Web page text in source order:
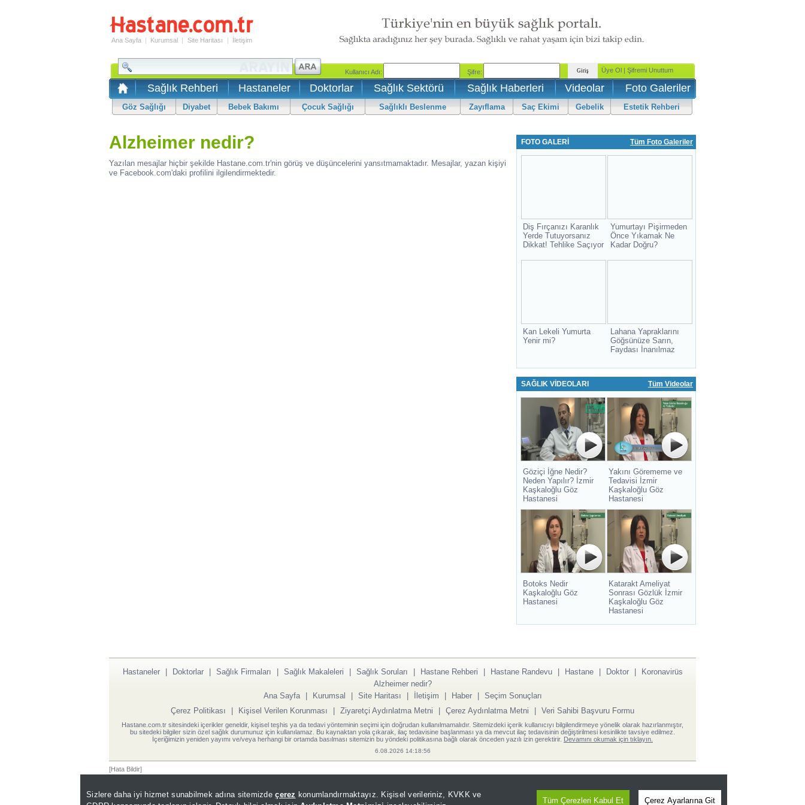
Sizlere daha iyi hizmet sunabilmek adına sitemizdeçerez konumlandırmaktayız. Kişisel verileriniz, KVKK ve
Tüm Çerezleri Kabul Et Çerez Ayarlarına Git
Ana Sayfa | Kurumsal | Site Haritası | İletişim
Sağlık Rehberi Hastaneler Doktorlar Sağlık Sektörü Sağlık Haberleri Videolar Foto Galeriler
Göz Sağlığı Diyabet Bebek Bakımı Çocuk Sağlığı Sağlıklı Beslenme Zayıflama Saç Ekimi Gebelik Estetik Rehberi
Alzheimer nedir?
Yazılan mesajlar hiçbir şekilde Hastane.com.tr'nin görüş ve düşüncelerini yansıtmamaktadır. Mesajlar, yazan kişiyi
ve Facebook.com'daki profilini ilgilendirmektedir.
FOTO GALERİ Tüm Foto Galeriler
Diş Fırçanızı Karanlık
Yerde Tutuyorsanız
Dikkat! Tehlike Saçıyor
Yumurtayı Pişirmeden
Önce Yıkamak Ne
Kadar Doğru?
Kan Lekeli Yumurta
Yenir mi?
Lahana Yapraklarını
Göğsünüze Sarın,
Faydası İnanılmaz
SAĞLIK VİDEOLARI Tüm Videolar
Göziçi İğne Nedir?
Neden Yapılır? İzmir
Kaşkaloğlu Göz
Hastanesi
Yakını Görememe ve
Tedavisi İzmir
Kaşkaloğlu Göz
Hastanesi
Botoks Nedir
Kaşkaloğlu Göz
Hastanesi
Katarakt Ameliyat
Sonrası Gözlük İzmir
Kaşkaloğlu Göz
Hastanesi
Hastaneler | Doktorlar | Sağlık Firmaları | Sağlık Makaleleri | Sağlık Soruları | Hastane Rehberi | Hastane Randevu | Hastane | Doktor |
Koronavirüs
Alzheimer nedir?
Ana Sayfa
| Kurumsal | Site Haritası | İletişim | Haber | Seçim Sonuçları
Çerez Politikası
| Kişisel Verilen Korunması | Ziyaretçi Aydınlatma Metni | Çerez Aydınlatma Metni | Veri Sahibi Başvuru Formu
Hastane.com.tr sitesindeki içerikler geneldir, kişisel teşhis ya da tedavi yönteminin seçimi için doğrudan kullanılmamalıdır. Sitemizdeki içerik kullanıcıyı bilgilendirmeye yönelik olarak hazırlanmıştır,
bu sitedeki bilgiler sizin özel sağlık durumunuz için kullanılamaz. Bu kaynaktan yola çıkarak, ilaç tedavisine başlanması ya da mevcut ilaç tedavisinin değiştirilmesi kesinlikte tavsiye edilmez.
İçeriğimizin yeniden yayımı ve/veya herhangi bir ortamda basılması sitemizin bu yöndeki politikasına bağlı olarak önceden yazılı izin gerektirir. Devamını okumak için tıklayın.
6.08.2026 14:18:56
[Hata Bildir]